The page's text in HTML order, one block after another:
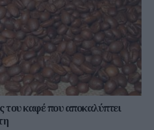
του καφέ που αποκαλύπτει